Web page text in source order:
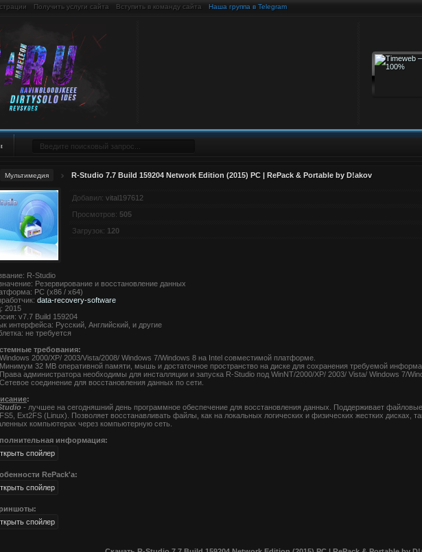
Получить услуги сайта Вступить в команду сайта Наша группа в Telegram
Мультимедия R-Studio 7.7 Build 159204 Network Edition (2015) PC | RePack & Portable by D!akov
Добавил: vital197612
Просмотров: 505
Загрузок: 120
R-Studio
Резервирование и восстановление данных
PC (x86 / x64)
data-recovery-software
2015
v7.7 Build 159204
интерфейса: Русский, Английский, и другие
не требуется
требования:
Windows 2000/XP/ 2003/Vista/2008/ Windows 7/Windows 8 на Intel совместимой платформе.
Минимум 32 MB оперативной памяти, мышь и достаточное пространство на диске для сохранения требуемой
Права администратора необходимы для инсталляции и запуска R-Studio под WinNT/2000/XP/ 2003/ Vista/ Windows 7/
Сетевое соединение для восстановления данных по сети.
:
- лучшее на сегодняшний день программное обеспечение для восстановления данных. Поддерживает
Ext2FS (Linux). Позволяет восстанавливать файлы, как на локальных логических и физических жестких дисках,
компьютерах через компьютерную сеть.
информация:
RePack'a: